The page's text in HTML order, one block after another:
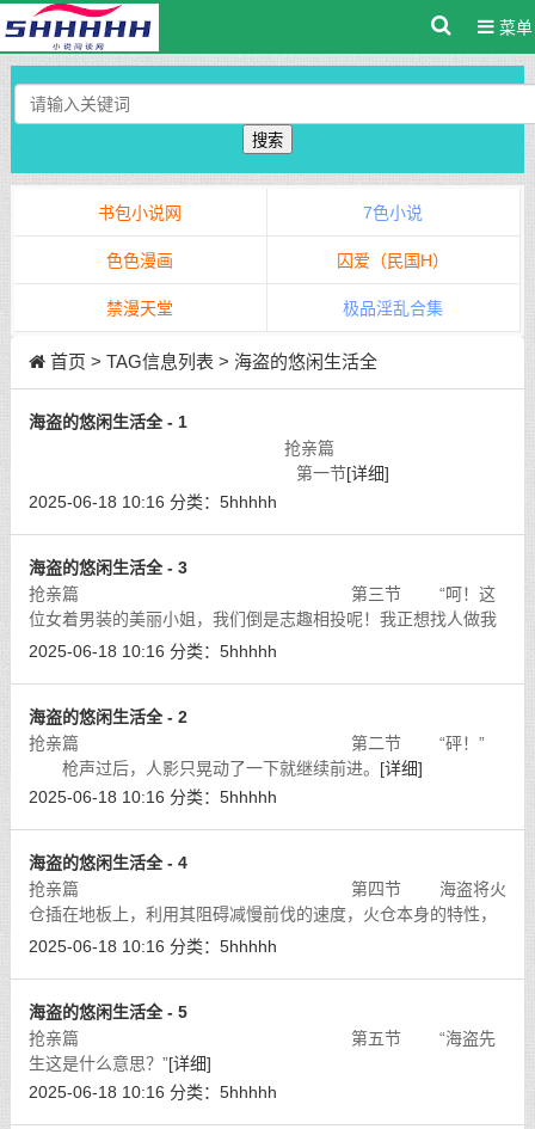
菜单
搜索
书包小说网 7色小说
色色漫画 囚爱（民国H）
禁漫天堂 极品淫乱合集
首页 > TAG信息列表 > 海盗的悠闲生活全
海盗的悠闲生活全 - 1
抢亲篇
第一节[详细]
2025-06-18 10:16 分类： 5hhhhh
海盗的悠闲生活全 - 3
抢亲篇 第三节 “呵！这
位女着男装的美丽小姐，我们倒是志趣相投呢！我正想找人做我
的手下，不如你和你的手下都跟随我做海盗吧！”
2025-06-18 10:16 分类： 5hhhhh
海盗的悠闲生活全 - 2
抢亲篇 第二节 “砰！”
枪声过后，人影只晃动了一下就继续前进。 [详细]
2025-06-18 10:16 分类： 5hhhhh
海盗的悠闲生活全 - 4
抢亲篇 第四节 海盗将火
仓插在地板上，利用其阻碍减慢前伐的速度，火仓本身的特性，
再加上摩擦力。当其伐开地板直劈沙也加时，刀身就带着一股烘
2025-06-18 10:16 分类： 5hhhhh
海盗的悠闲生活全 - 5
抢亲篇 第五节 “海盗先
生这是什么意思？”[详细]
2025-06-18 10:16 分类： 5hhhhh